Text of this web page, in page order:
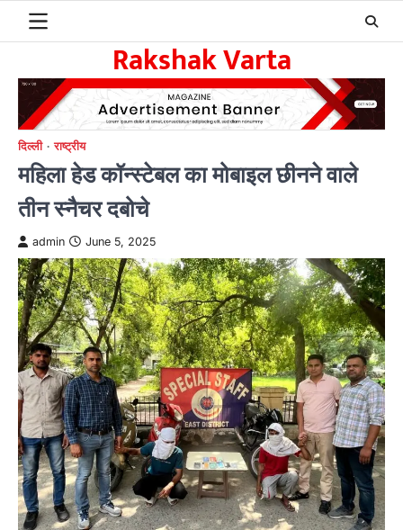
Rakshak Varta
दिल्ली राष्ट्रीय
महिला हेड कॉन्स्टेबल का मोबाइल छीनने वाले
तीन स्नैचर दबोचे
admin June 5, 2025